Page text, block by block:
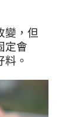
變，但
定會
。